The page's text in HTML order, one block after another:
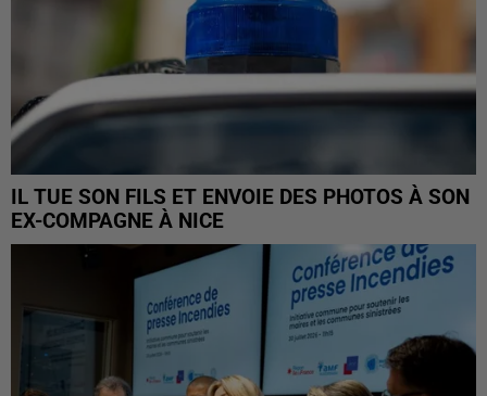
IL TUE SON FILS ET ENVOIE DES PHOTOS À SON
EX-COMPAGNE À NICE